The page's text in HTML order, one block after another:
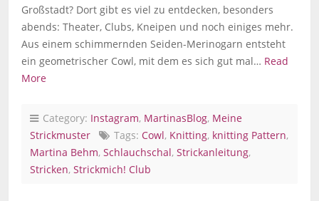
Großstadt? Dort gibt es viel zu entdecken, besonders
abends: Theater, Clubs, Kneipen und noch einiges mehr.
Aus einem schimmernden Seiden-Merinogarn entsteht
ein geometrischer Cowl, mit dem es sich gut mal… Read
More
Category: Instagram, MartinasBlog, Meine
Strickmuster
Tags: Cowl, Knitting, knitting Pattern,
Martina Behm, Schlauchschal, Strickanleitung,
Stricken, Strickmich! Club